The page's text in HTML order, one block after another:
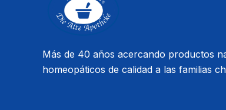
Más de 40 años acercando productos
homeopáticos de calidad a las familias